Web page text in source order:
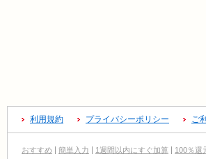
利用規約 プライバシーポリシー ご
おすすめ 簡単入力 1週間以内にすぐ加算 100％還